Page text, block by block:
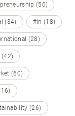
(50)
(34) #in (18)
(28)
(42)
(60)
(26)